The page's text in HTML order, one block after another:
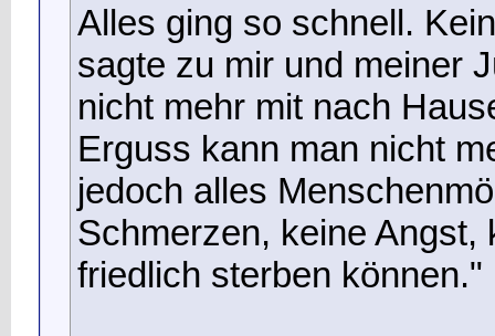
Alles ging so schnell.
sagte zu mir und meiner
nicht mehr mit nach
Erguss kann man nicht
jedoch alles
Schmerzen, keine
friedlich sterben können."